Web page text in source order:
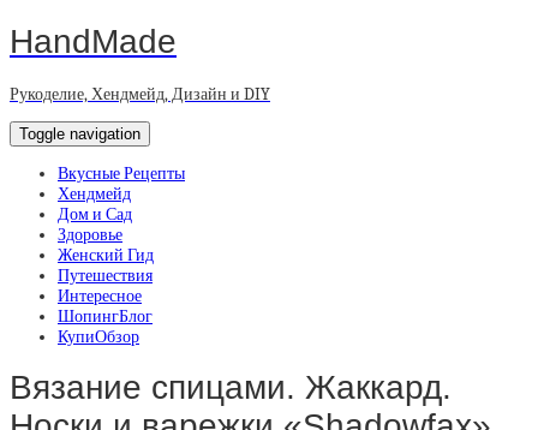
HandMade
Рукоделие, Хендмейд, Дизайн и DIY
Toggle navigation
Вкусные Рецепты
Хендмейд
Дом и Сад
Здоровье
Женский Гид
Путешествия
Интересное
ШопингБлог
КупиОбзор
Вязание спицами. Жаккард.